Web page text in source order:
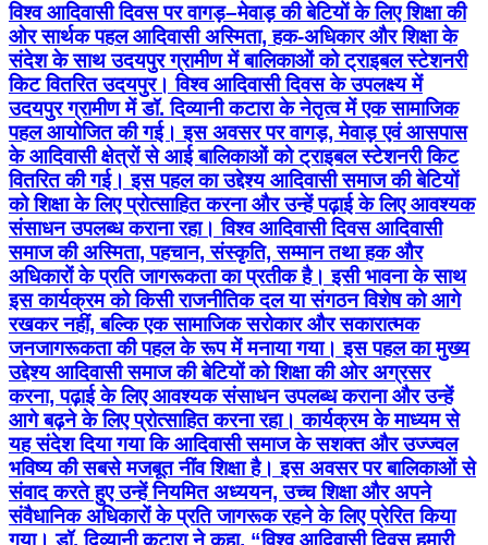
विश्व आदिवासी दिवस पर वागड़–मेवाड़ की बेटियों के लिए शिक्षा की
ओर सार्थक पहल आदिवासी अस्मिता, हक-अधिकार और शिक्षा के
संदेश के साथ उदयपुर ग्रामीण में बालिकाओं को ट्राइबल स्टेशनरी
किट वितरित उदयपुर। विश्व आदिवासी दिवस के उपलक्ष्य में
उदयपुर ग्रामीण में डॉ. दिव्यानी कटारा के नेतृत्व में एक सामाजिक
पहल आयोजित की गई। इस अवसर पर वागड़, मेवाड़ एवं आसपास
के आदिवासी क्षेत्रों से आई बालिकाओं को ट्राइबल स्टेशनरी किट
वितरित की गई। इस पहल का उद्देश्य आदिवासी समाज की बेटियों
को शिक्षा के लिए प्रोत्साहित करना और उन्हें पढ़ाई के लिए आवश्यक
संसाधन उपलब्ध कराना रहा। विश्व आदिवासी दिवस आदिवासी
समाज की अस्मिता, पहचान, संस्कृति, सम्मान तथा हक और
अधिकारों के प्रति जागरूकता का प्रतीक है। इसी भावना के साथ
इस कार्यक्रम को किसी राजनीतिक दल या संगठन विशेष को आगे
रखकर नहीं, बल्कि एक सामाजिक सरोकार और सकारात्मक
जनजागरूकता की पहल के रूप में मनाया गया। इस पहल का मुख्य
उद्देश्य आदिवासी समाज की बेटियों को शिक्षा की ओर अग्रसर
करना, पढ़ाई के लिए आवश्यक संसाधन उपलब्ध कराना और उन्हें
आगे बढ़ने के लिए प्रोत्साहित करना रहा। कार्यक्रम के माध्यम से
यह संदेश दिया गया कि आदिवासी समाज के सशक्त और उज्ज्वल
भविष्य की सबसे मजबूत नींव शिक्षा है। इस अवसर पर बालिकाओं से
संवाद करते हुए उन्हें नियमित अध्ययन, उच्च शिक्षा और अपने
संवैधानिक अधिकारों के प्रति जागरूक रहने के लिए प्रेरित किया